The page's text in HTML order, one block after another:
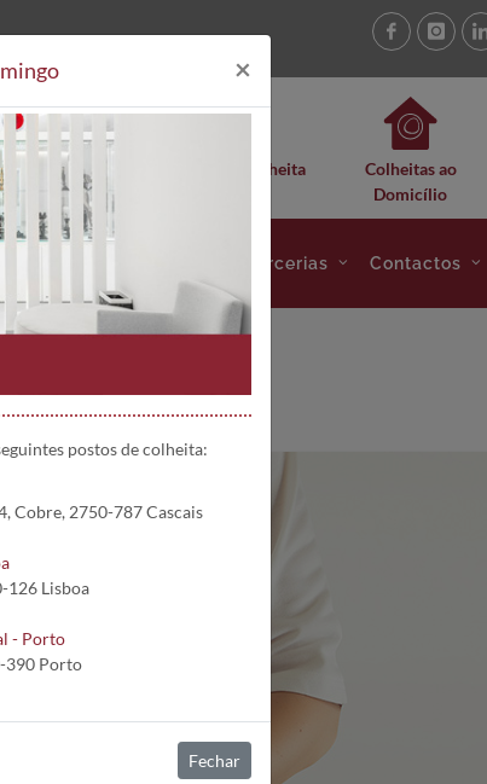
Análises Clínicas Postos de Colheita
Colheitas ao
Domicílio
Projetos e Parcerias Contactos
globulina
×
postos de colheita:
Cobre, 2750-787 Cascais
126 Lisboa
- Porto
390 Porto
Fechar